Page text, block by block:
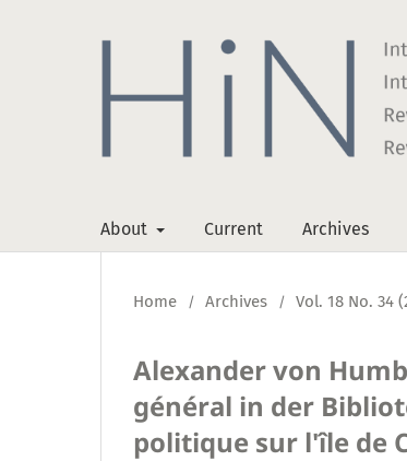
About Current Archives
Home / Archives / Vol. 18 No. 34
Alexander von
général in der
politique sur l'île de